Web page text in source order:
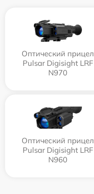
Оптический прицел
Pulsar Digisight LRF
N970
Оптический прицел
Pulsar Digisight LRF
N960